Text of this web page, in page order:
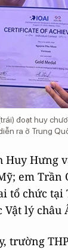
đoạt huy
ra ở Trung
Huy Hưng
em Trần
tổ chức tại
lý châu
trường